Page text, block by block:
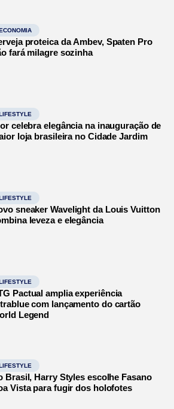
ECONOMIA
proteica da Ambev, Spaten Pro
fará milagre sozinha
LIFESTYLE
celebra elegância na inauguração de
loja brasileira no Cidade Jardim
LIFESTYLE
sneaker Wavelight da Louis Vuitton
leveza e elegância
LIFESTYLE
Pactual amplia experiência
com lançamento do cartão
Legend
LIFESTYLE
Brasil, Harry Styles escolhe Fasano
Vista para fugir dos holofotes